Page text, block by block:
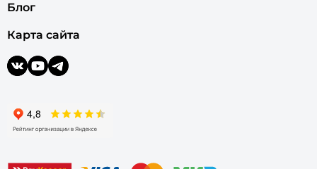
Блог
Карта сайта